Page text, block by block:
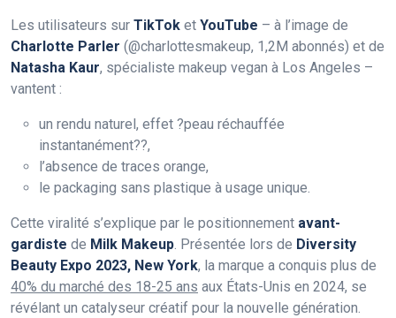
Les utilisateurs sur TikTok et YouTube – à l’image de
Charlotte Parler (@charlottesmakeup, 1,2M abonnés) et de
Natasha Kaur, spécialiste makeup vegan à Los Angeles –
vantent :
un rendu naturel, effet ?peau réchauffée
instantanément??,
l’absence de traces orange,
le packaging sans plastique à usage unique.
Cette viralité s’explique par le positionnement avant-
gardiste de Milk Makeup. Présentée lors de Diversity
Beauty Expo 2023, New York, la marque a conquis plus de
40% du marché des 18-25 ans aux États-Unis en 2024, se
révélant un catalyseur créatif pour la nouvelle génération.